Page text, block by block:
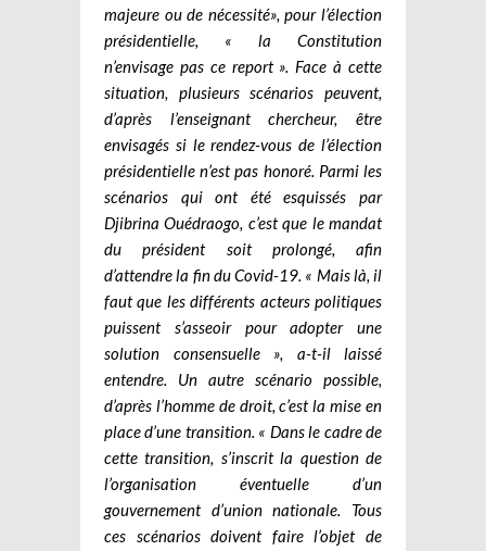
majeure ou de nécessité», pour l’élection
présidentielle, « la Constitution
n’envisage pas ce report ». Face à cette
situation, plusieurs scénarios peuvent,
d’après l’enseignant chercheur, être
envisagés si le rendez-vous de l’élection
présidentielle n’est pas honoré. Parmi les
scénarios qui ont été esquissés par
Djibrina Ouédraogo, c’est que le mandat
du président soit prolongé, afin
d’attendre la fin du Covid-19. « Mais là, il
faut que les différents acteurs politiques
puissent s’asseoir pour adopter une
solution consensuelle », a-t-il laissé
entendre. Un autre scénario possible,
d’après l’homme de droit, c’est la mise en
place d’une transition. « Dans le cadre de
cette transition, s’inscrit la question de
l’organisation éventuelle d’un
gouvernement d’union nationale. Tous
ces scénarios doivent faire l’objet de